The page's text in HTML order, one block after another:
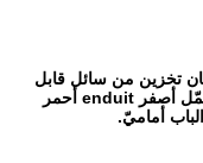
تخزين من سائل قابل
للاشتعال حاو. هذا جدّا مرئيّ ويظهر خزانة متحمّل أصفر enduit أحمر
أماميّ.